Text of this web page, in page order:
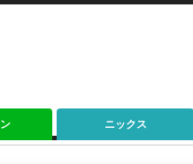
ニックス